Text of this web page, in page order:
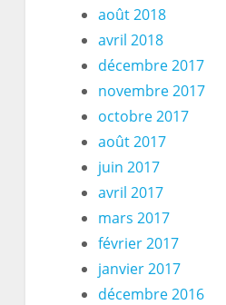
août 2018
avril 2018
décembre 2017
novembre 2017
octobre 2017
août 2017
juin 2017
avril 2017
mars 2017
février 2017
janvier 2017
décembre 2016